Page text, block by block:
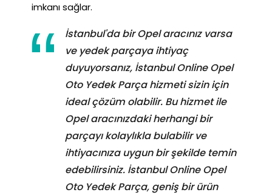
imkanı sağlar.
İstanbul'da bir Opel aracınız varsa
ve yedek parçaya ihtiyaç
duyuyorsanız, İstanbul Online Opel
Oto Yedek Parça hizmeti sizin için
ideal çözüm olabilir. Bu hizmet ile
Opel aracınızdaki herhangi bir
parçayı kolaylıkla bulabilir ve
ihtiyacınıza uygun bir şekilde temin
edebilirsiniz. İstanbul Online Opel
Oto Yedek Parça, geniş bir ürün